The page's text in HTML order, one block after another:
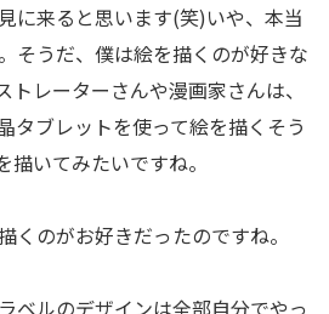
来ると思います(笑)いや、本当
そうだ、僕は絵を描くのが好きな
トレーターさんや漫画家さんは、
タブレットを使って絵を描くそう
描いてみたいですね。
のがお好きだったのですね。
ルのデザインは全部自分でやっ